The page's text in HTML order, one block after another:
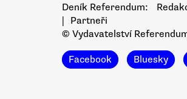
Deník Referendum:
| Partneři
© Vydavatelství
Facebook Bluesky